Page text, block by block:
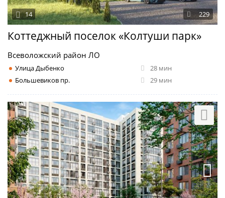
Коттеджный поселок «Колтуши парк»
229
14
Всеволожский район ЛО
Улица Дыбенко
28 мин
Большевиков пр.
29 мин